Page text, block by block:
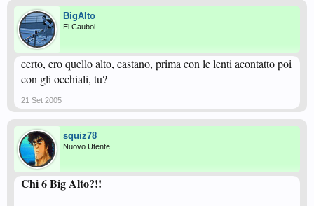
BigAlto
El Cauboi
certo, ero quello alto, castano, prima con le lenti acontatto poi
con gli occhiali, tu?
21 Set 2005
squiz78
Nuovo Utente
Chi 6 Big Alto?!!